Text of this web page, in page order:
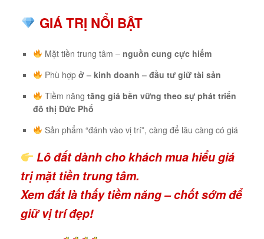
GIÁ TRỊ NỔI BẬT
Mặt tiền trung tâm – nguồn cung cực hiếm
Phù hợp ở – kinh doanh – đầu tư giữ tài sản
Tiềm năng tăng giá bền vững theo sự phát triển
đô thị Đức Phổ
Sản phẩm “đánh vào vị trí”, càng để lâu càng có giá
Lô đất dành cho khách mua hiểu giá
trị mặt tiền trung tâm.
Xem đất là thấy tiềm năng – chốt sớm để
giữ vị trí đẹp!